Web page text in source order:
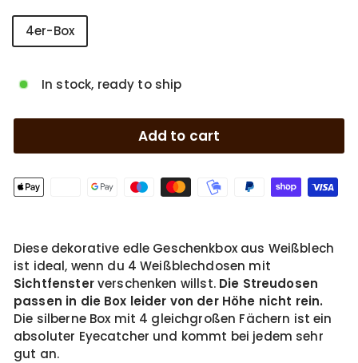
Style
4er-Box
In stock, ready to ship
Add to cart
Diese dekorative edle Geschenkbox aus Weißblech
ist ideal, wenn du 4 Weißblechdosen mit
Sichtfensterverschenken willst. Die Streudosen
passen in die Box leider von der Höhe nicht rein.
Die silberne Box mit 4 gleichgroßen Fächern ist ein
absoluter Eyecatcher und kommt bei jedem sehr
gut an.